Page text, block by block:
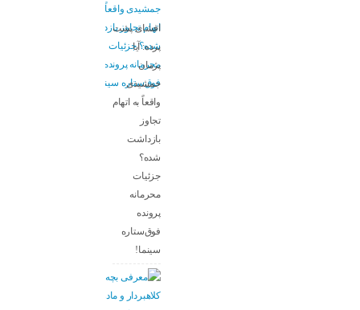
افشای پشت
پرده: آیا
پژمان
جمشیدی
واقعاً به اتهام
تجاوز
بازداشت
شده؟
جزئیات
محرمانه
پرونده
فوق‌ستاره
سینما!